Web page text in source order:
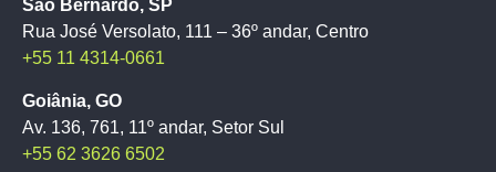
São Bernardo, SP
Rua José Versolato, 111 – 36º andar, Centro
+55 11 4314-0661
Goiânia, GO
Av. 136, 761, 11º andar, Setor Sul
+55 62 3626 6502